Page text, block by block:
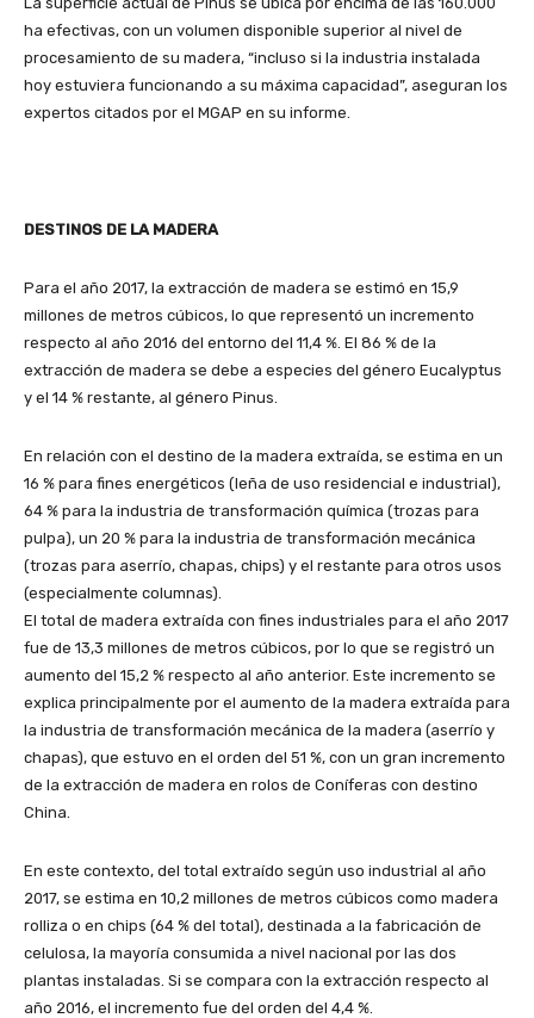
ha efectivas, con un volumen disponible superior al nivel de
procesamiento de su madera, “incluso si la industria instalada
hoy estuviera funcionando a su máxima capacidad”, aseguran los
expertos citados por el MGAP en su informe.
DESTINOS DE LA MADERA
Para el año 2017, la extracción de madera se estimó en 15,9
millones de metros cúbicos, lo que representó un incremento
respecto al año 2016 del entorno del 11,4 %. El 86 % de la
extracción de madera se debe a especies del género Eucalyptus
y el 14 % restante, al género Pinus.
En relación con el destino de la madera extraída, se estima en un
16 % para fines energéticos (leña de uso residencial e industrial),
64 % para la industria de transformación química (trozas para
pulpa), un 20 % para la industria de transformación mecánica
(trozas para aserrío, chapas, chips) y el restante para otros usos
(especialmente columnas).
El total de madera extraída con fines industriales para el año 2017
fue de 13,3 millones de metros cúbicos, por lo que se registró un
aumento del 15,2 % respecto al año anterior. Este incremento se
explica principalmente por el aumento de la madera extraída para
la industria de transformación mecánica de la madera (aserrío y
chapas), que estuvo en el orden del 51 %, con un gran incremento
de la extracción de madera en rolos de Coníferas con destino
China.
En este contexto, del total extraído según uso industrial al año
2017, se estima en 10,2 millones de metros cúbicos como madera
rolliza o en chips (64 % del total), destinada a la fabricación de
celulosa, la mayoría consumida a nivel nacional por las dos
plantas instaladas. Si se compara con la extracción respecto al
año 2016, el incremento fue del orden del 4,4 %.